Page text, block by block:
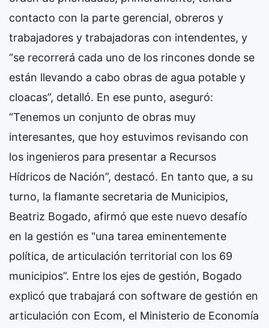
contacto con la parte gerencial, obreros y
trabajadores y trabajadoras con intendentes, y
“se recorrerá cada uno de los rincones donde se
están llevando a cabo obras de agua potable y
cloacas”, detalló. En ese punto, aseguró:
“Tenemos un conjunto de obras muy
interesantes, que hoy estuvimos revisando con
los ingenieros para presentar a Recursos
Hídricos de Nación”, destacó. En tanto que, a su
turno, la flamante secretaria de Municipios,
Beatriz Bogado, afirmó que este nuevo desafío
en la gestión es "una tarea eminentemente
política, de articulación territorial con los 69
municipios”. Entre los ejes de gestión, Bogado
explicó que trabajará con software de gestión en
articulación con Ecom, el Ministerio de Economía